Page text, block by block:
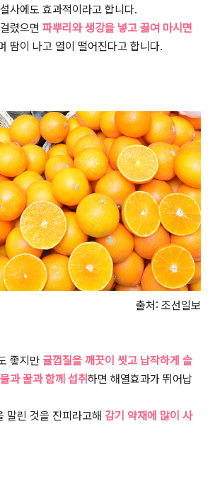
사에도 효과적이라고 합니다.
렸으면 파뿌리와 생강을 넣고 끓여 마시면
땀이 나고 열이 떨어진다고 합니다.
출처: 조선일보
좋지만 귤껍질을 깨끗이 씻고 납작하게 슬
과 꿀과 함께 섭취하면 해열효과가 뛰어납
말린 것을 진피라고해 감기 약재에 많이 사